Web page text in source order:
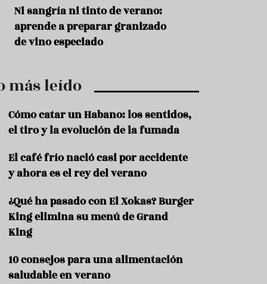
t
o
m
R
e
S
u
d
Ni sangría ni tinto de verano:
aprende a preparar granizado
de vino especiado
más leído
Cómo catar un Habano: los sentidos,
el tiro y la evolución de la fumada
El café frío nació casi por accidente
y ahora es el rey del verano
¿Qué ha pasado con El Xokas? Burger
King elimina su menú de Grand
King
10 consejos para una alimentación
saludable en verano